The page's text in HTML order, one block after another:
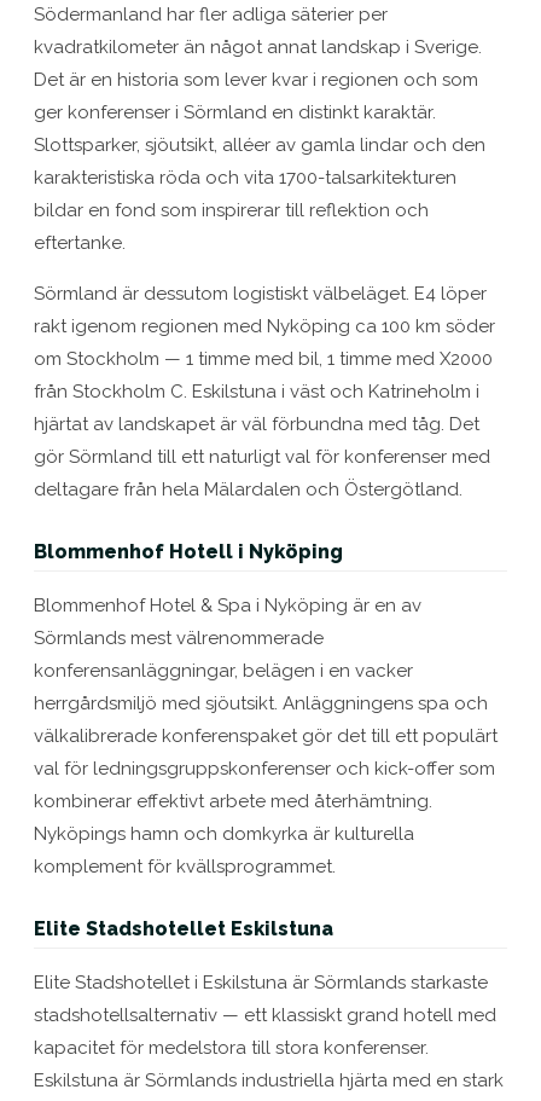
Södermanland har fler adliga säterier per
kvadratkilometer än något annat landskap i Sverige.
Det är en historia som lever kvar i regionen och som
ger konferenser i Sörmland en distinkt karaktär.
Slottsparker, sjöutsikt, alléer av gamla lindar och den
karakteristiska röda och vita 1700-talsarkitekturen
bildar en fond som inspirerar till reflektion och
eftertanke.
Sörmland är dessutom logistiskt välbeläget. E4 löper
rakt igenom regionen med Nyköping ca 100 km söder
om Stockholm — 1 timme med bil, 1 timme med X2000
från Stockholm C. Eskilstuna i väst och Katrineholm i
hjärtat av landskapet är väl förbundna med tåg. Det
gör Sörmland till ett naturligt val för konferenser med
deltagare från hela Mälardalen och Östergötland.
Blommenhof Hotell i Nyköping
Blommenhof Hotel & Spa i Nyköping är en av
Sörmlands mest välrenommerade
konferensanläggningar, belägen i en vacker
herrgårdsmiljö med sjöutsikt. Anläggningens spa och
välkalibrerade konferenspaket gör det till ett populärt
val för ledningsgruppskonferenser och kick-offer som
kombinerar effektivt arbete med återhämtning.
Nyköpings hamn och domkyrka är kulturella
komplement för kvällsprogrammet.
Elite Stadshotellet Eskilstuna
Elite Stadshotellet i Eskilstuna är Sörmlands starkaste
stadshotellsalternativ — ett klassiskt grand hotell med
kapacitet för medelstora till stora konferenser.
Eskilstuna är Sörmlands industriella hjärta med en stark